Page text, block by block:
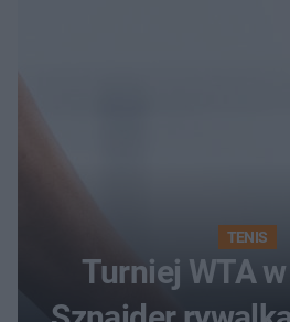
TENIS
Turniej WTA